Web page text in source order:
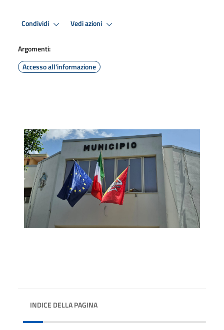
Condividi Vedi azioni
Argomenti:
Accesso all'informazione
INDICE DELLA PAGINA